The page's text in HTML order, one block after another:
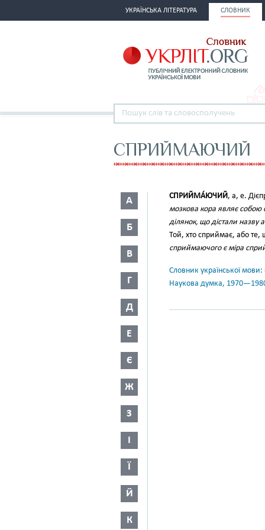
УКРАЇНСЬКА ЛІТЕРАТУРА СЛОВНИК
СПРИЙМАЮЧИЙ
А
Б
В
Г
Д
Е
Є
Ж
З
І
Ї
Й
К
СПРИЙМА́ЮЧИЙ, а, е.
мозкова кора являє собою
ділянок, що дістали назву
Той, хто сприймає, або
сприймаючого є міра
Словник української
Наукова думка,